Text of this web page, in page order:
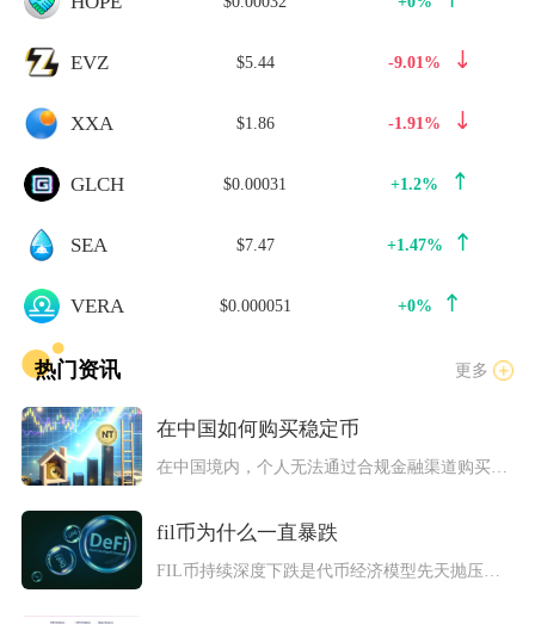
EVZ $5.44 -9.01%
XXA $1.86 -1.91%
GLCH $0.00031 +1.2%
SEA $7.47 +1.47%
VERA $0.000051 +0%
热门资讯 更多
在中国如何购买稳定币
在中国境内，个人无法通过合规金融渠道购买稳定币，唯一可行的方...
fil币为什么一直暴跌